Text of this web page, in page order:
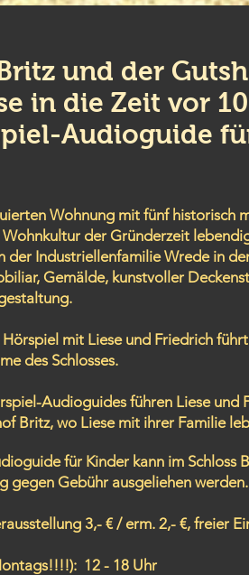
und der
in die Zeit vor
Audioguide
Wohnung mit fünf historisch
Wohnkultur der Gründerzeit
der Industriellenfamilie Wrede in
Gemälde, kunstvoller
mit Liese und Friedrich
des Schlosses.
Audioguides führen Liese und
Britz, wo Liese mit ihrer Familie
für Kinder kann im Schloss
gegen Gebühr ausgeliehen werden.
3,- € / erm. 2,- €, freier
12 - 18 Uhr